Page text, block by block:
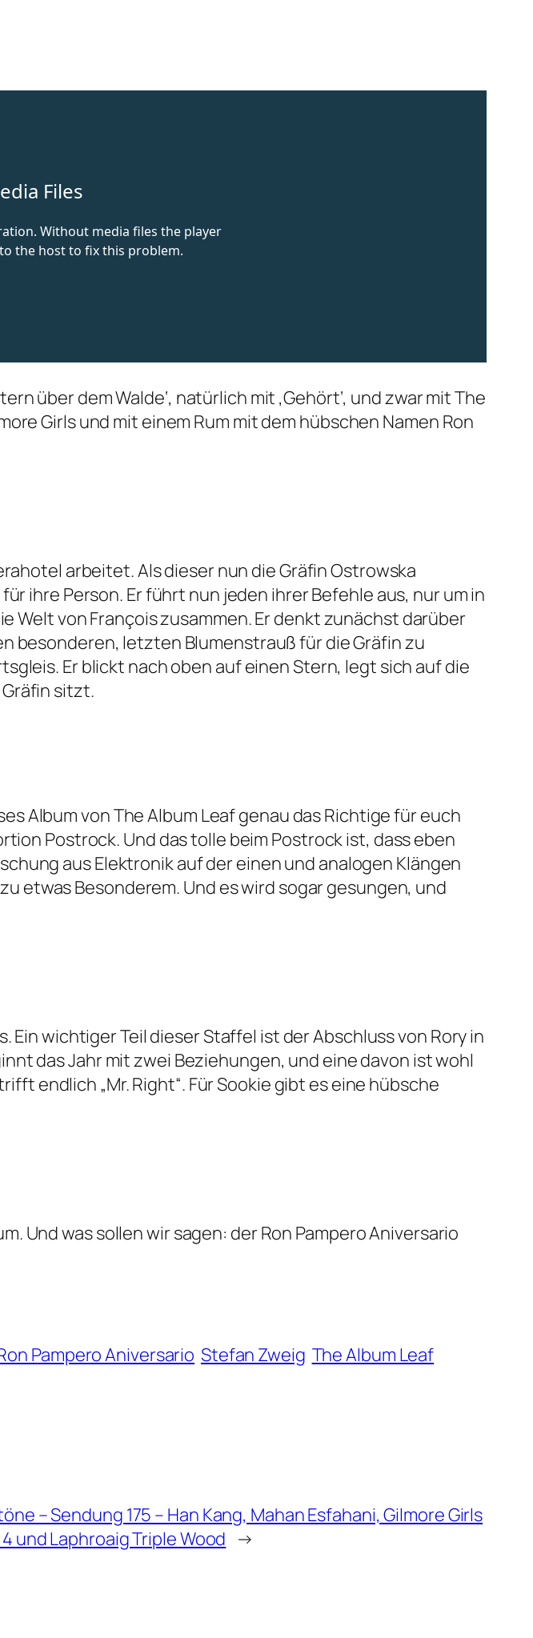
über dem Walde‘, natürlich mit ‚Gehört‘, und zwar mit The
Girls und mit einem Rum mit dem hübschen Namen Ron
arbeitet. Als dieser nun die Gräfin Ostrowska
ihre Person. Er führt nun jeden ihrer Befehle aus, nur um in
Welt von François zusammen. Er denkt zunächst darüber
besonderen, letzten Blumenstrauß für die Gräfin zu
Er blickt nach oben auf einen Stern, legt sich auf die
sitzt.
Album von The Album Leaf genau das Richtige für euch
Postrock. Und das tolle beim Postrock ist, dass eben
aus Elektronik auf der einen und analogen Klängen
etwas Besonderem. Und es wird sogar gesungen, und
Ein wichtiger Teil dieser Staffel ist der Abschluss von Rory in
das Jahr mit zwei Beziehungen, und eine davon ist wohl
endlich „Mr. Right“. Für Sookie gibt es eine hübsche
Und was sollen wir sagen: der Ron Pampero Aniversario
Pampero Aniversario Stefan Zweig The Album Leaf
– Sendung 175 – Han Kang, Mahan Esfahani, Gilmore Girls
und Laphroaig Triple Wood →